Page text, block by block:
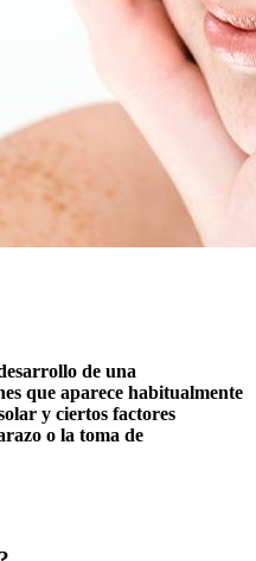
de una
que aparece habitualmente
y ciertos factores
o la toma de